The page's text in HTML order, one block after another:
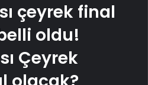
çeyrek final
oldu!
Çeyrek